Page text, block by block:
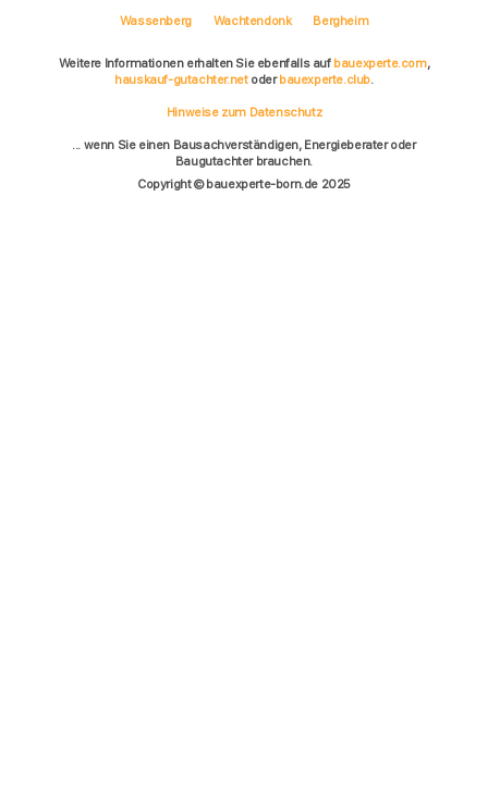
Wassenberg Wachtendonk Bergheim
Weitere Informationen erhalten Sie ebenfalls auf bauexperte.com,
hauskauf-gutachter.netoderbauexperte.club.
Hinweise zum Datenschutz
... wenn Sie einen Bausachverständigen, Energieberater oder
Baugutachter brauchen.
Copyright © bauexperte-born.de 2025